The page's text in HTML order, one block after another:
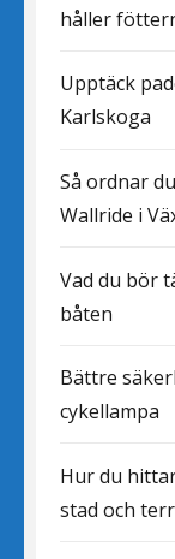
håller
Upptäck
Karlskoga
Så ordnar
Wallride i
Vad du bör
båten
Bättre
cykellampa
Hur du
stad och